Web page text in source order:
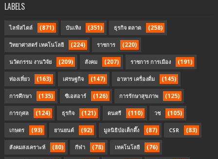
LABELS
ไลฟ์สไตล์ (871) บันเทิง (351) ธุรกิจ ตลาด (258)
วิทยาศาสตร์ เทคโนโลยี (224) ราชการ (220)
นวัตกรรม งานวิจัย (209) สังคม (207) ราชการ การเมือง (191)
ท่องเที่ยว (163) เศรษฐกิจ (147) อาหาร เครื่องดื่ม (145)
การศึกษา (135) ซีเอสอาร์ (126) การรักษาสุขภาพ (125)
การกุศล (124) ธุรกิจ (121) ดนตรี (110) วช (105)
เกษตร (93) ยานยนต์ (92) มูลนิธิป่อเต็กตึ๊ง (87) CSR (83)
สังคมสงเคราะห์ (80) กีฬา (78) เทคโนโลยี (76)